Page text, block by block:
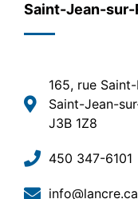
Saint-Jean-sur-
165, rue
Saint-Jean-
J3B 1Z8
450 347-6101
info@lancre.ca